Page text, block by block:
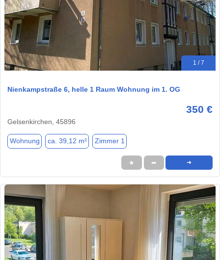
1 / 7
Nienkampstraße 6, helle 1 Raum Wohnung im 1. OG
350 €
Gelsenkirchen, 45896
Wohnung ca. 39,12 m² Zimmer 1
★ ➦ ➜